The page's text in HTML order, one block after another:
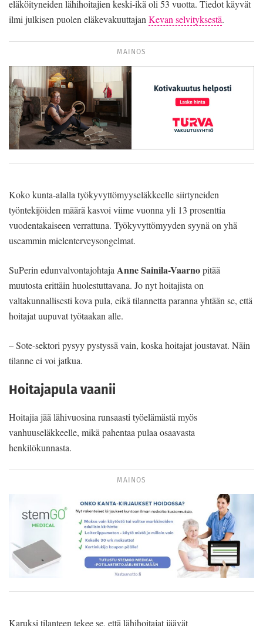
eläköityneiden lähihoitajien keski-ikä oli 53 vuotta. Tiedot käyvät
ilmi julkisen puolen eläkevakuuttajan Kevan selvityksestä.
MAINOS
Koko kunta-alalla työkyvyttömyyseläkkeelle siirtyneiden
työntekijöiden määrä kasvoi viime vuonna yli 13 prosenttia
vuodentakaiseen verrattuna. Työkyvyttömyyden syynä on yhä
useammin mielenterveysongelmat.
SuPerin edunvalvontajohtajaAnne Sainila-Vaarnopitää
muutosta erittäin huolestuttavana. Jo nyt hoitajista on
valtakunnallisesti kova pula, eikä tilannetta paranna yhtään se, että
hoitajat uupuvat työtaakan alle.
– Sote-sektori pysyy pystyssä vain, koska hoitajat joustavat. Näin
tilanne ei voi jatkua.
Hoitajapula vaanii
Hoitajia jää lähivuosina runsaasti työelämästä myös
vanhuuseläkkeelle, mikä pahentaa pulaa osaavasta
henkilökunnasta.
MAINOS
Karuksi tilanteen tekee se, että lähihoitajat jäävät